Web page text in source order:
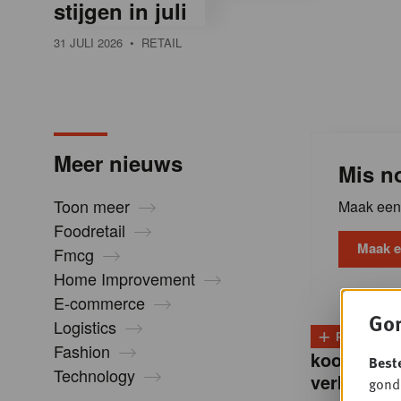
stijgen in juli
31 JULI 2026 • RETAIL
Meer nieuws
Toon meer
Foodretail
Fmcg
Home Improvement
E-commerce
Logistics
Fashion
Technology
Mis
Maak
Maak
+ PLUS
verkoop”